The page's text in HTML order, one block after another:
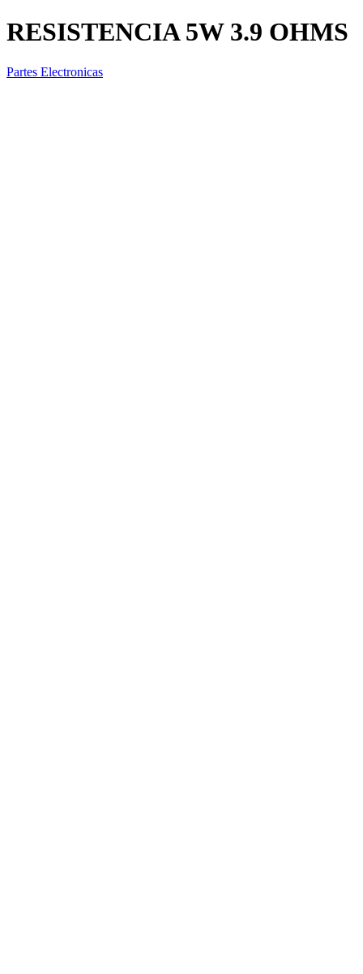
RESISTENCIA 5W 3.9 OHMS
Partes Electronicas